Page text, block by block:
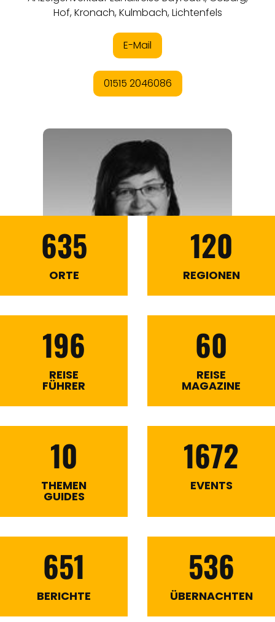
635
ORTE
120
REGIONEN
196
REISE
FÜHRER
60
REISE
MAGAZINE
10
THEMEN
GUIDES
1672
EVENTS
651
BERICHTE
536
ÜBERNACHTEN